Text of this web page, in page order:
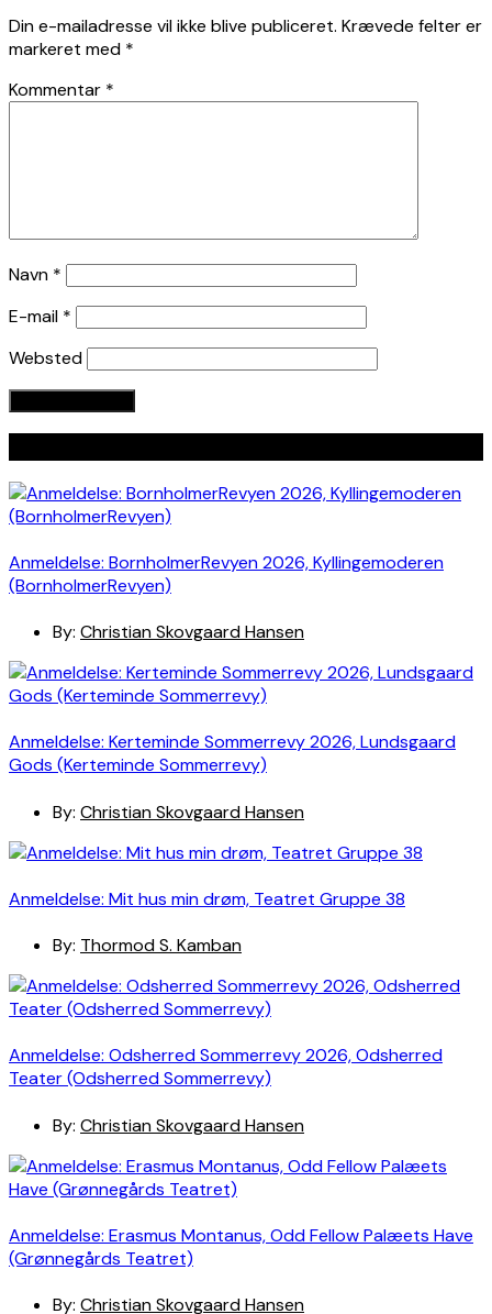
Din e-mailadresse vil ikke blive publiceret. Krævede felter er
markeret med *
Kommentar *
Navn *
E-mail *
Websted
Anmeldelse: BornholmerRevyen 2026, Kyllingemoderen
(BornholmerRevyen)
By: Christian Skovgaard Hansen
Anmeldelse: Kerteminde Sommerrevy 2026, Lundsgaard
Gods (Kerteminde Sommerrevy)
By: Christian Skovgaard Hansen
Anmeldelse: Mit hus min drøm, Teatret Gruppe 38
By: Thormod S. Kamban
Anmeldelse: Odsherred Sommerrevy 2026, Odsherred
Teater (Odsherred Sommerrevy)
By: Christian Skovgaard Hansen
Anmeldelse: Erasmus Montanus, Odd Fellow Palæets Have
(Grønnegårds Teatret)
By: Christian Skovgaard Hansen